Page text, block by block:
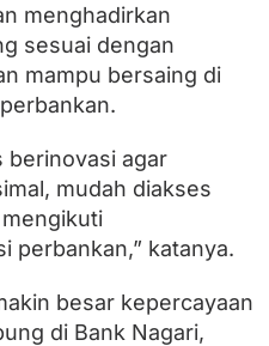
menghadirkan
sesuai dengan
mampu bersaing di
berinovasi agar
mudah diakses
perbankan,” katanya.
besar kepercayaan
di Bank Nagari,